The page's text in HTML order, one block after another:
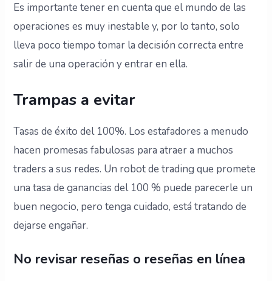
Es importante tener en cuenta que el mundo de las
operaciones es muy inestable y, por lo tanto, solo
lleva poco tiempo tomar la decisión correcta entre
salir de una operación y entrar en ella.
Trampas a evitar
Tasas de éxito del 100%. Los estafadores a menudo
hacen promesas fabulosas para atraer a muchos
traders a sus redes. Un robot de trading que promete
una tasa de ganancias del 100 % puede parecerle un
buen negocio, pero tenga cuidado, está tratando de
dejarse engañar.
No revisar reseñas o reseñas en línea